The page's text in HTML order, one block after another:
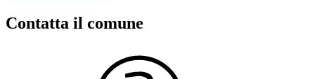
Contatta il comune